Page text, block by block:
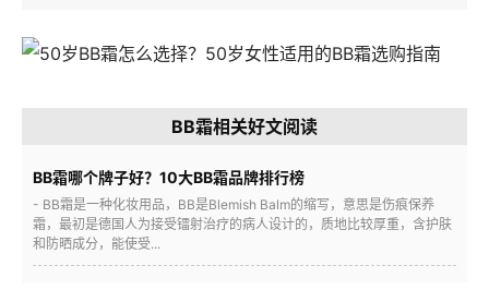
BB霜相关好文阅读
BB霜哪个牌子好？10大BB霜品牌排行榜
- BB霜是一种化妆用品，BB是Blemish Balm的缩写，意思是伤痕保养
霜，最初是德国人为接受镭射治疗的病人设计的，质地比较厚重，含护肤
和防晒成分，能使受...